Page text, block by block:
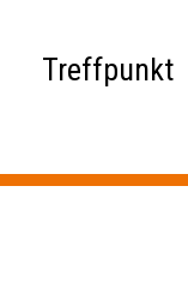
Treffpunkt